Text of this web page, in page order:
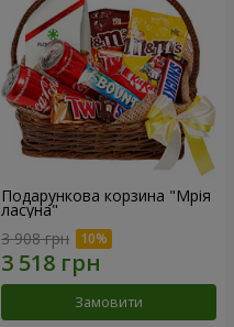
Подарункова корзина "Мрія
ласуна"
3 908 грн
Замовити